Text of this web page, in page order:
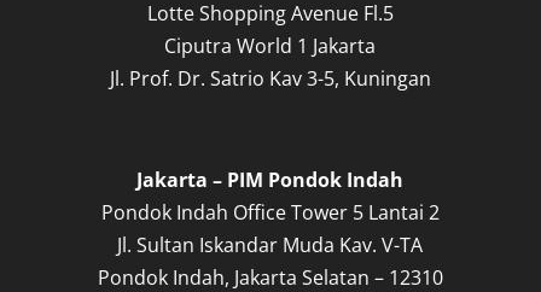
Lotte Shopping Avenue Fl.5
Ciputra World 1 Jakarta
Jl. Prof. Dr. Satrio Kav 3-5, Kuningan
Jakarta – PIM Pondok Indah
Pondok Indah Office Tower 5 Lantai 2
Jl. Sultan Iskandar Muda Kav. V-TA
Pondok Indah, Jakarta Selatan – 12310